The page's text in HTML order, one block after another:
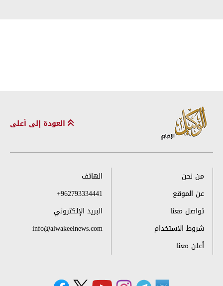
العودة إلى أعلى
من نحن
عن الموقع
تواصل معنا
شروط الاستخدام
أعلن معنا
الهاتف
+962793334441
البريد الإلكتروني
info@alwakeelnews.com